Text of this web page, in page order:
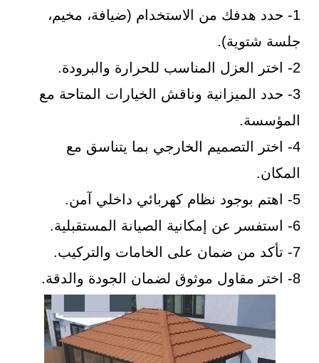
1- حدد هدفك من الاستخدام (ضيافة، مخيم،
جلسة شتوية).
2- اختر العزل المناسب للحرارة والبرودة.
3- حدد الميزانية وناقش الخيارات المتاحة مع
المؤسسة.
4- اختر التصميم الخارجي بما يتناسق مع
المكان.
5- اهتم بوجود نظام كهربائي داخلي آمن.
6- استفسر عن إمكانية الصيانة المستقبلية.
7- تأكد من ضمان على الخامات والتركيب.
8- اختر مقاول موثوق لضمان الجودة والدقة.